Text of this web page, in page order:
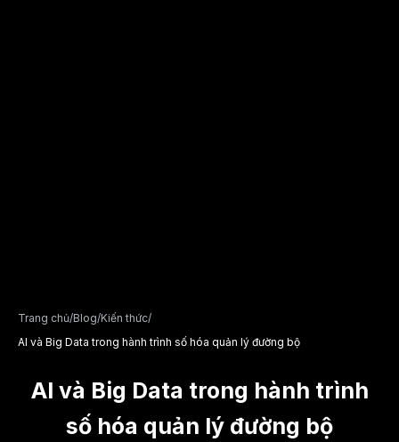
Trang chủ/Blog/Kiến thức/
AI và Big Data trong hành trình số hóa quản lý đường bộ
AI và Big Data trong hành trình
số hóa quản lý đường bộ